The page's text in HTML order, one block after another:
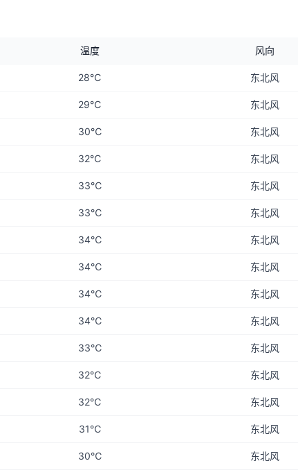
温度 风向
28℃ 东北风
29℃ 东北风
30℃ 东北风
32℃ 东北风
33℃ 东北风
33℃ 东北风
34℃ 东北风
34℃ 东北风
34℃ 东北风
34℃ 东北风
33℃ 东北风
32℃ 东北风
32℃ 东北风
31℃ 东北风
30℃ 东北风